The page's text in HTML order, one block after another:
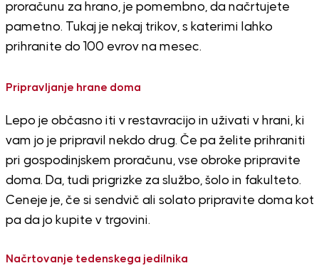
proračunu za hrano, je pomembno, da načrtujete
pametno. Tukaj je nekaj trikov, s katerimi lahko
prihranite do 100 evrov na mesec.
Pripravljanje hrane doma
Lepo je občasno iti v restavracijo in uživati ​​v hrani, ki
vam jo je pripravil nekdo drug. Če pa želite prihraniti
pri gospodinjskem proračunu, vse obroke pripravite
doma. Da, tudi prigrizke za službo, šolo in fakulteto.
Ceneje je, če si sendvič ali solato pripravite doma kot
pa da jo kupite v trgovini.
Načrtovanje tedenskega jedilnika